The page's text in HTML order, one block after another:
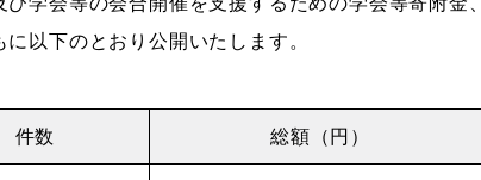
以下のとおり公開いたします。
件数 総額（円）